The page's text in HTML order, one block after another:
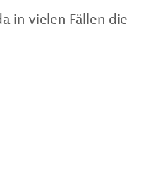
in vielen Fällen die